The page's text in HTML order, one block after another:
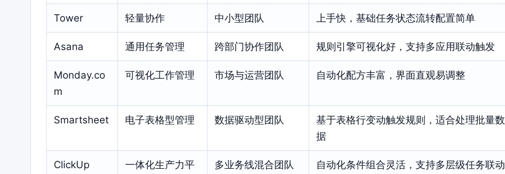
Tower 轻量协作 中小型团队 上手快，基础任务状态流转配置简单
Asana 通用任务管理 跨部门协作团队 规则引擎可视化好，支持多应用联动触发
Monday.co
m
可视化工作管理 市场与运营团队 自动化配方丰富，界面直观易调整
Smartsheet 电子表格型管理 数据驱动型团队
基于表格行变动触发规则，适合处理批量数
据
ClickUp
一体化生产力平
多业务线混合团队 自动化条件组合灵活，支持多层级任务联动